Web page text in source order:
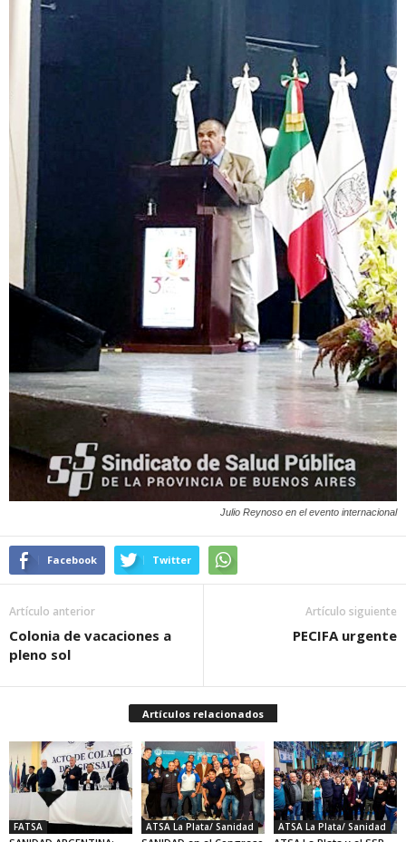
Julio Reynoso en el evento internacional
Facebook Twitter
Artículo anterior
Colonia de vacaciones a
pleno sol
Artículo siguiente
PECIFA urgente
Artículos relacionados
FATSA ATSA La Plata/ Sanidad ATSA La Plata/ Sanidad